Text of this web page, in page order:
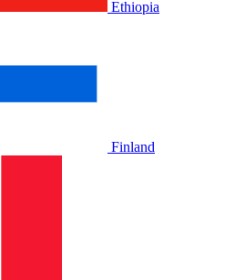
Ethiopia
Finland